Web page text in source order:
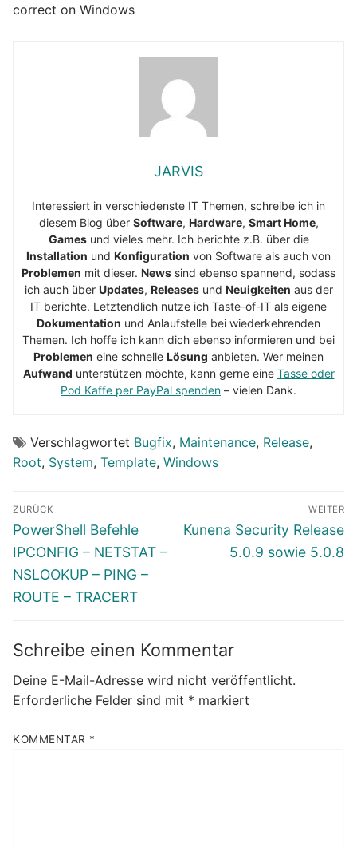
correct on Windows
JARVIS
Interessiert in verschiedenste IT Themen, schreibe ich in
diesem Blog über Software, Hardware, Smart Home,
Gamesund vieles mehr. Ich berichte z.B. über die
Installation und Konfiguration von Software als auch von
Problemen mit dieser. News sind ebenso spannend, sodass
ich auch über Updates, Releasesund Neuigkeiten aus der
IT berichte. Letztendlich nutze ich Taste-of-IT als eigene
Dokumentation und Anlaufstelle bei wiederkehrenden
Themen. Ich hoffe ich kann dich ebenso informieren und bei
Problemen eine schnelle Lösung anbieten. Wer meinen
Aufwand unterstützen möchte, kann gerne eine Tasse oder
Pod Kaffe per PayPal spenden – vielen Dank.
Verschlagwortet Bugfix, Maintenance, Release,
Root, System, Template, Windows
Beitragsnavigation
ZURÜCK
Vorheriger
Beitrag:
PowerShell Befehle
IPCONFIG – NETSTAT –
NSLOOKUP – PING –
ROUTE – TRACERT
WEITER
Nächster
Kunena Security Release
5.0.9 sowie 5.0.8
Schreibe einen Kommentar
Deine E-Mail-Adresse wird nicht veröffentlicht.
Erforderliche Felder sind mit * markiert
KOMMENTAR *